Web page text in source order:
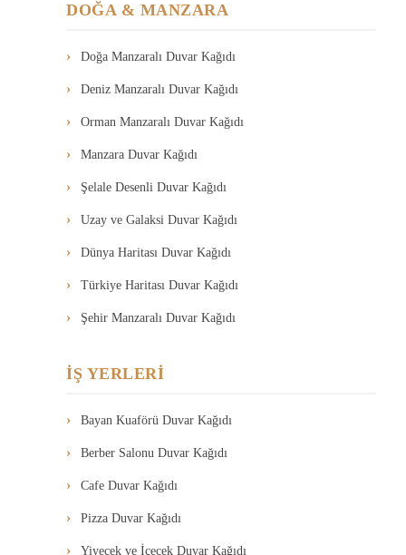
DOĞA & MANZARA
Doğa Manzaralı Duvar Kağıdı
Deniz Manzaralı Duvar Kağıdı
Orman Manzaralı Duvar Kağıdı
Manzara Duvar Kağıdı
Şelale Desenli Duvar Kağıdı
Uzay ve Galaksi Duvar Kağıdı
Dünya Haritası Duvar Kağıdı
Türkiye Haritası Duvar Kağıdı
Şehir Manzaralı Duvar Kağıdı
İŞ YERLERİ
Bayan Kuaförü Duvar Kağıdı
Berber Salonu Duvar Kağıdı
Cafe Duvar Kağıdı
Pizza Duvar Kağıdı
Yiyecek ve İçecek Duvar Kağıdı